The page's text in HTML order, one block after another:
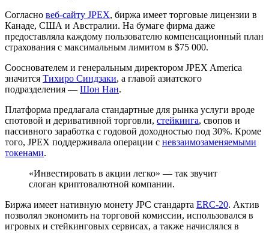
Согласно веб-сайту JPEX, биржа имеет торговые лицензии в
Канаде, США и Австралии. На бумаге фирма даже
предоставляла каждому пользователю компенсационный план
страхования с максимальным лимитом в $75 000.
Сооснователем и генеральным директором JPEX America
значится Тихиро Синдзаки, а главой азиатского
подразделения — Шон Нан.
Платформа предлагала стандартные для рынка услуги вроде
спотовой и деривативной торговли, стейкинга, свопов и
пассивного заработка с годовой доходностью под 30%. Кроме
того, JPEX поддерживала операции с невзаимозаменяемыми
токенами.
«Инвестировать в акции легко» — так звучит
слоган криптовалютной компании.
Биржа имеет нативную монету JPC стандарта ERC-20. Актив
позволял экономить на торговой комиссии, использовался в
игровых и стейкинговых сервисах, а также начислялся в